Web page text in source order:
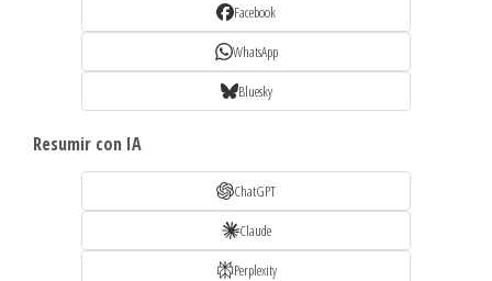
Facebook
WhatsApp
Bluesky
Resumir con IA
ChatGPT
Claude
Perplexity